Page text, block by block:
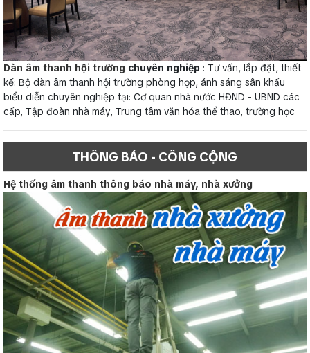
Dàn âm thanh hội trường chuyên nghiệp : Tư vấn, lắp đặt, thiết
kế: Bộ dàn âm thanh hội trường phòng họp, ánh sáng sân khấu
biểu diễn chuyên nghiệp tại: Cơ quan nhà nước HĐND - UBND các
cấp, Tập đoàn nhà máy, Trung tâm văn hóa thể thao, trường học
THÔNG BÁO - CÔNG CỘNG
Hệ thống âm thanh thông báo nhà máy, nhà xưởng